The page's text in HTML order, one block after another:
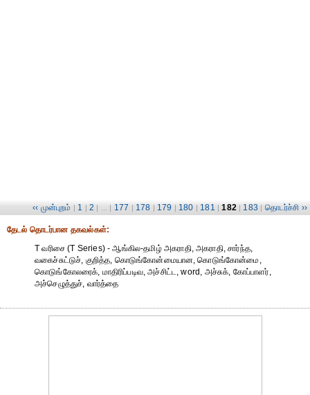
‹‹ முன்புறம் | 1 | 2 | ... | 177 | 178 | 179 | 180 | 181 | 182 | 183 | தொடர்ச்சி ››
தேட‌ல் தொட‌ர்பான தகவ‌ல்க‌ள்:
T வரிசை (T Series) - ஆங்கில-தமிழ் அகராதி, அகராதி, சார்ந்த,
வகைச்சுட்டுச், குறித்த, கொடுங்கோன்மையான, கொடுங்கோன்மை,
கொடுங்கோலரைக், மாதிரிப்படிவ, அச்சிட்ட, word, அச்சுக், கோப்பாளர்,
அச்செழுத்துச், வார்த்தை